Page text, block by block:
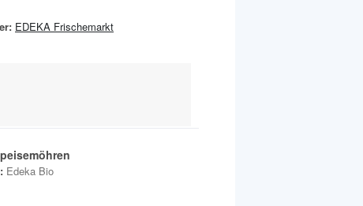
EDEKA Frischemarkt
Edeka Bio